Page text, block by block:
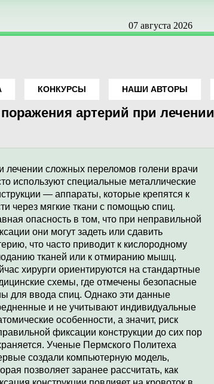
07 августа 2026
КОНКУРСЫ НАШИ АВТОРЫ
артерий при лечении
лечении сложных переломов голени врачи
используют специальные металлические
— аппараты, которые крепятся к
через мягкие ткани с помощью спиц.
опасность в том, что при неправильной
они могут задеть или сдавить
что часто приводит к кислородному
тканей или к отмиранию мышц.
хирурги ориентируются на стандартные
схемы, где отмечены безопасные
для ввода спиц. Однако эти данные
и не учитывают индивидуальные
особенности, а значит, риск
фиксации конструкции до сих пор
Ученые Пермского Политеха
создали компьютерную модель,
позволяет заранее рассчитать, как